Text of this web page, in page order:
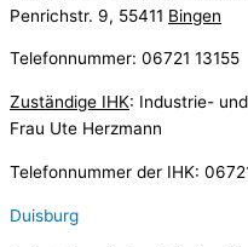
Penrichstr. 9, 55411 Bingen
Telefonnummer: 06721 13155
Zuständige IHK: Industrie-
Frau Ute Herzmann
Telefonnummer der IHK:
Duisburg